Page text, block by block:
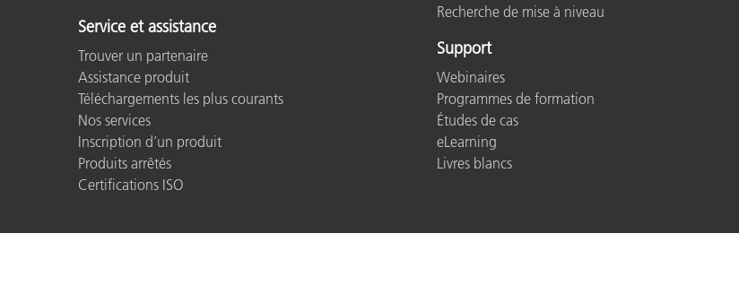
Service et assistance
Trouver un partenaire
Assistance produit
Téléchargements les plus courants
Nos services
Inscription d’un produit
Produits arrêtés
Certifications ISO
Recherche de mise à niveau
Support
Webinaires
Programmes de formation
Études de cas
eLearning
Livres blancs